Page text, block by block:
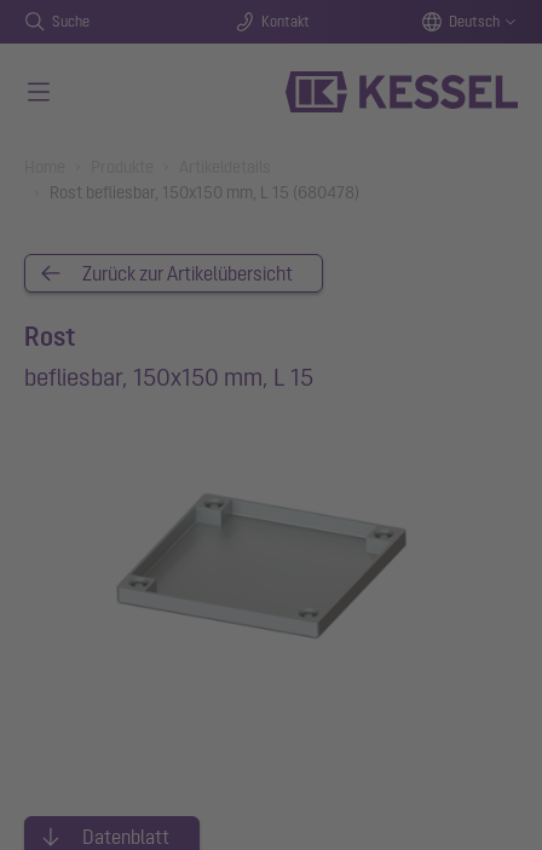
Suche Kontakt Deutsch
Rost befliesbar, 150x150 mm, L 15 (680478)
Zurück zur Artikelübersicht
Rost
befliesbar, 150x150 mm, L 15
Datenblatt